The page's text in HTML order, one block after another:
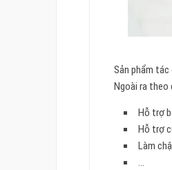
Sản phẩm
Ngoài ra theo
Hỗ trợ
Hỗ trợ
Làm
…